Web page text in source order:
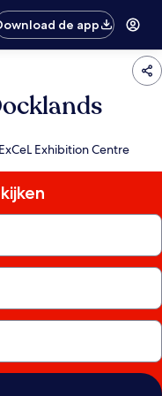
de app
Exhibition Centre